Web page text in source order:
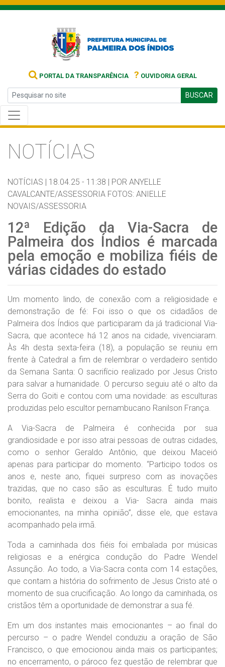
PORTAL DA TRANSPARÊNCIA ? OUVIDORIA GERAL
BUSCAR
NOTÍCIAS
NOTÍCIAS | 18.04.25 - 11:38 | POR ANYELLE
CAVALCANTE/ASSESSORIA FOTOS: ANIELLE
NOVAIS/ASSESSORIA
12ª Edição da Via-Sacra de
Palmeira dos Índios é marcada
pela emoção e mobiliza fiéis de
várias cidades do estado
Um momento lindo, de conexão com a religiosidade e
demonstração de fé: Foi isso o que os cidadãos de
Palmeira dos Índios que participaram da já tradicional Via-
Sacra, que acontece há 12 anos na cidade, vivenciaram.
Às 4h desta sexta-feira (18), a população se reuniu em
frente à Catedral a fim de relembrar o verdadeiro sentido
da Semana Santa: O sacrifício realizado por Jesus Cristo
para salvar a humanidade. O percurso seguiu até o alto da
Serra do Goiti e contou com uma novidade: as esculturas
produzidas pelo escultor pernambucano Ranilson França.
A Via-Sacra de Palmeira é conhecida por sua
grandiosidade e por isso atrai pessoas de outras cidades,
como o senhor Geraldo Antônio, que deixou Maceió
apenas para participar do momento. “Participo todos os
anos e, neste ano, fiquei surpreso com as inovações
trazidas, que no caso são as esculturas. É tudo muito
bonito, realista e deixou a Via- Sacra ainda mais
emocionantes, na minha opinião”, disse ele, que estava
acompanhado pela irmã.
Toda a caminhada dos fiéis foi embalada por músicas
religiosas e a enérgica condução do Padre Wendel
Assunção. Ao todo, a Via-Sacra conta com 14 estações,
que contam a história do sofrimento de Jesus Cristo até o
momento de sua crucificação. Ao longo da caminhada, os
cristãos têm a oportunidade de demonstrar a sua fé.
Em um dos instantes mais emocionantes – ao final do
percurso – o padre Wendel conduziu a oração de São
Francisco, o que emocionou ainda mais os participantes;
no encerramento, o pároco fez questão de relembrar que